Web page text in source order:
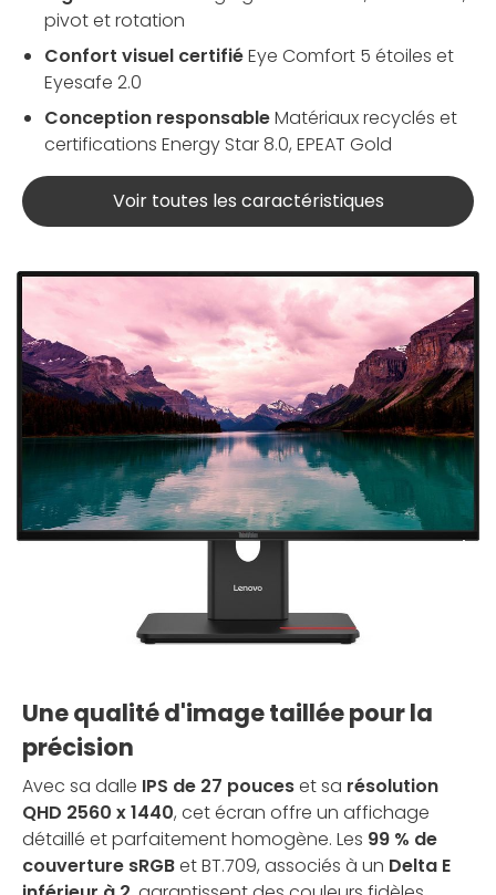
pivot et rotation
Confort visuel certifiéEye Comfort 5 étoiles et
Eyesafe 2.0
Conception responsableMatériaux recyclés et
certifications Energy Star 8.0, EPEAT Gold
Voir toutes les caractéristiques
Une qualité d'image taillée pour la
précision
Avec sa dalle IPS de 27 pouceset sa résolution
QHD 2560 x 1440, cet écran offre un affichage
détaillé et parfaitement homogène. Les 99 % de
couverture sRGBet BT.709, associés à un Delta E